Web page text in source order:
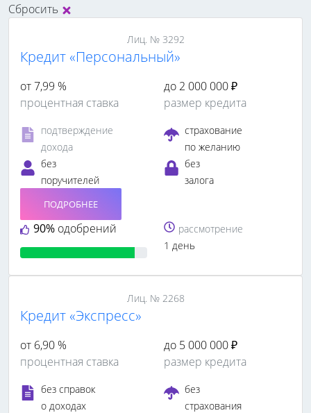
Сбросить
Лиц. № 3292
Кредит «Персональный»
от 7,99 %
процентная ставка
до 2 000 000 ₽
размер кредита
подтверждение
дохода
страхование
по желанию
без
поручителей
без
залога
90% одобрений
ПОДРОБНЕЕ
рассмотрение
1 день
Лиц. № 2268
Кредит «Экспресс»
от 6,90 %
процентная ставка
до 5 000 000 ₽
размер кредита
без справок
о доходах
без
страхования